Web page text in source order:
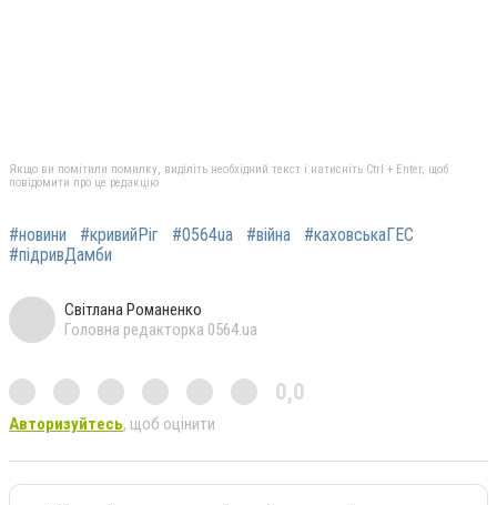
Якщо ви помітили помилку, виділіть необхідний текст і натисніть Ctrl + Enter, щоб
повідомити про це редакцію
#новини #кривийРіг #0564ua #війна
#каховськаГЕС
#підривДамби
Світлана Романенко
Головна редакторка 0564.ua
0,0
Авторизуйтесь, щоб оцінити